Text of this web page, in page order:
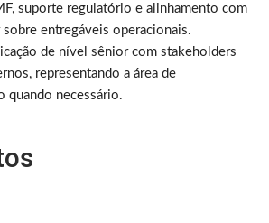
suporte regulatório e alinhamento com
entregáveis operacionais.
de nível sênior com stakeholders
representando a área de
quando necessário.